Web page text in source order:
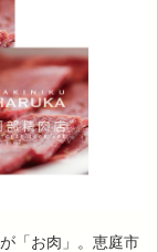
「お肉」。恵庭市